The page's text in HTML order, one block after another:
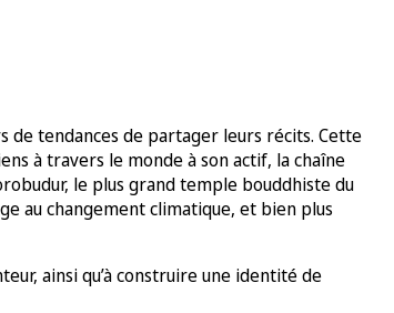
de tendances de partager leurs récits. Cette
à travers le monde à son actif, la chaîne
le plus grand temple bouddhiste du
au changement climatique, et bien plus
ainsi qu’à construire une identité de